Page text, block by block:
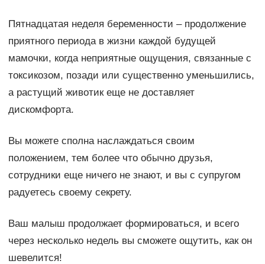
Пятнадцатая неделя беременности – продолжение
приятного периода в жизни каждой будущей
мамочки, когда неприятные ощущения, связанные с
токсикозом, позади или существенно уменьшились,
а растущий животик еще не доставляет
дискомфорта.
Вы можете сполна наслаждаться своим
положением, тем более что обычно друзья,
сотрудники еще ничего не знают, и вы с супругом
радуетесь своему секрету.
Ваш малыш продолжает формироваться, и всего
через несколько недель вы сможете ощутить, как он
шевелится!